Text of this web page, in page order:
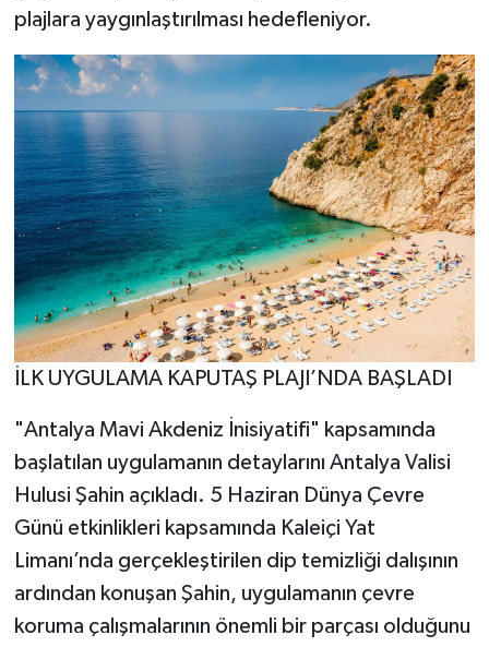
plajlara yaygınlaştırılması hedefleniyor.
İLK UYGULAMA KAPUTAŞ PLAJI’NDA BAŞLADI
"Antalya Mavi Akdeniz İnisiyatifi" kapsamında
başlatılan uygulamanın detaylarını Antalya Valisi
Hulusi Şahin açıkladı. 5 Haziran Dünya Çevre
Günü etkinlikleri kapsamında Kaleiçi Yat
Limanı’nda gerçekleştirilen dip temizliği dalışının
ardından konuşan Şahin, uygulamanın çevre
koruma çalışmalarının önemli bir parçası olduğunu